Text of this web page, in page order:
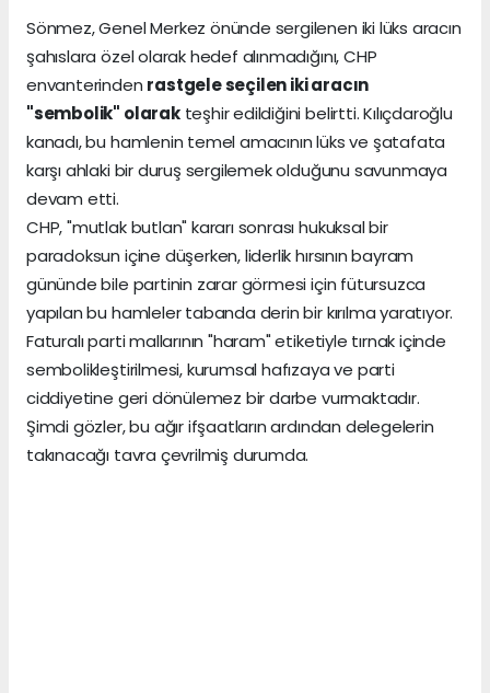
Sönmez, Genel Merkez önünde sergilenen iki lüks aracın
şahıslara özel olarak hedef alınmadığını, CHP
envanterinden rastgele seçilen iki aracın
"sembolik" olarakteşhir edildiğini belirtti. Kılıçdaroğlu
kanadı, bu hamlenin temel amacının lüks ve şatafata
karşı ahlaki bir duruş sergilemek olduğunu savunmaya
devam etti.
CHP, "mutlak butlan" kararı sonrası hukuksal bir
paradoksun içine düşerken, liderlik hırsının bayram
gününde bile partinin zarar görmesi için fütursuzca
yapılan bu hamleler tabanda derin bir kırılma yaratıyor.
Faturalı parti mallarının "haram" etiketiyle tırnak içinde
sembolikleştirilmesi, kurumsal hafızaya ve parti
ciddiyetine geri dönülemez bir darbe vurmaktadır.
Şimdi gözler, bu ağır ifşaatların ardından delegelerin
takınacağı tavra çevrilmiş durumda.